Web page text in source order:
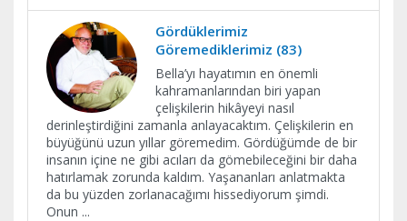
Gördüklerimiz
Göremediklerimiz (83)
Bella’yı hayatımın en önemli
kahramanlarından biri yapan
çelişkilerin hikâyeyi nasıl
derinleştirdiğini zamanla anlayacaktım. Çelişkilerin en
büyüğünü uzun yıllar göremedim. Gördüğümde de bir
insanın içine ne gibi acıları da gömebileceğini bir daha
hatırlamak zorunda kaldım. Yaşananları anlatmakta
da bu yüzden zorlanacağımı hissediyorum şimdi.
Onun ...